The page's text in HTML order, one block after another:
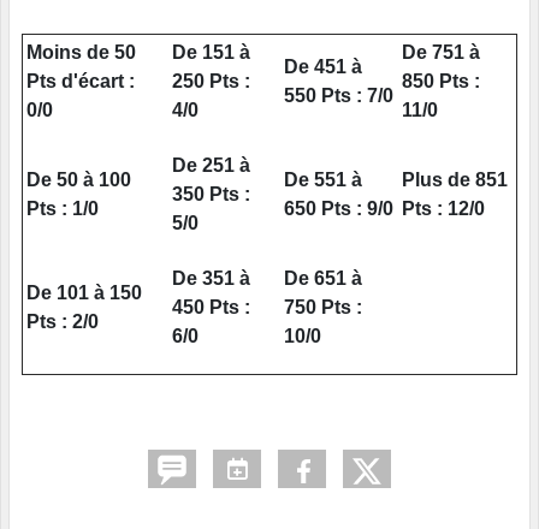
Moins de 50
Pts d'écart :
0/0
De 151 à
250 Pts :
4/0
De 451 à
550 Pts : 7/0
De 751 à
850 Pts :
11/0
De 50 à 100
Pts : 1/0
De 251 à
350 Pts :
5/0
De 551 à
650 Pts : 9/0
Plus de 851
Pts : 12/0
De 101 à 150
Pts : 2/0
De 351 à
450 Pts :
6/0
De 651 à
750 Pts :
10/0